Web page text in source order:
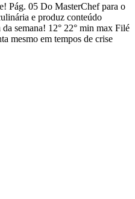
Pág. 05 Do MasterChef para o
e produz conteúdo
semana! 12° 22° min max Filé
mesmo em tempos de crise